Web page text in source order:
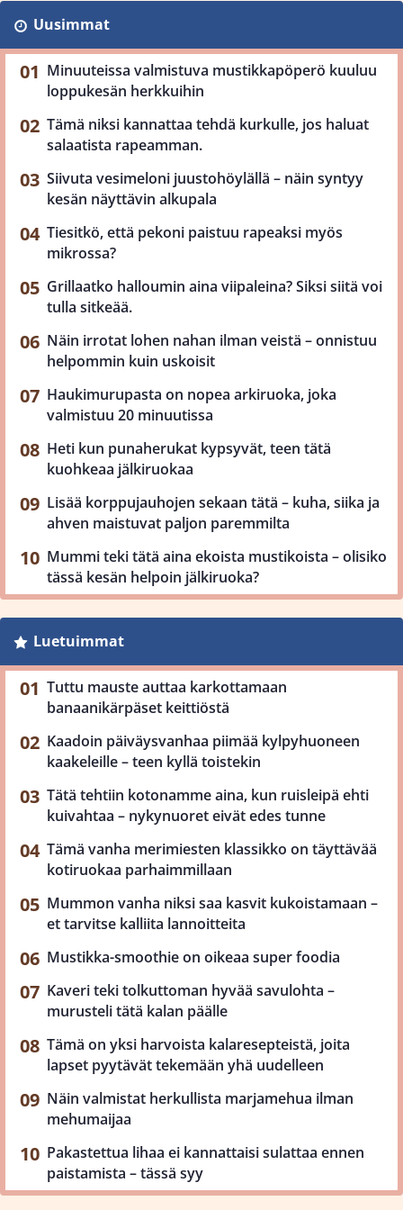
Uusimmat
Minuuteissa valmistuva mustikkapöperö kuuluu
loppukesän herkkuihin
Tämä niksi kannattaa tehdä kurkulle, jos haluat
salaatista rapeamman.
Siivuta vesimeloni juustohöylällä – näin syntyy
kesän näyttävin alkupala
Tiesitkö, että pekoni paistuu rapeaksi myös
mikrossa?
Grillaatko halloumin aina viipaleina? Siksi siitä voi
tulla sitkeää.
Näin irrotat lohen nahan ilman veistä – onnistuu
helpommin kuin uskoisit
Haukimurupasta on nopea arkiruoka, joka
valmistuu 20 minuutissa
Heti kun punaherukat kypsyvät, teen tätä
kuohkeaa jälkiruokaa
Lisää korppujauhojen sekaan tätä – kuha, siika ja
ahven maistuvat paljon paremmilta
Mummi teki tätä aina ekoista mustikoista – olisiko
tässä kesän helpoin jälkiruoka?
Luetuimmat
Tuttu mauste auttaa karkottamaan
banaanikärpäset keittiöstä
Kaadoin päiväysvanhaa piimää kylpyhuoneen
kaakeleille – teen kyllä toistekin
Tätä tehtiin kotonamme aina, kun ruisleipä ehti
kuivahtaa – nykynuoret eivät edes tunne
Tämä vanha merimiesten klassikko on täyttävää
kotiruokaa parhaimmillaan
Mummon vanha niksi saa kasvit kukoistamaan –
et tarvitse kalliita lannoitteita
Mustikka-smoothie on oikeaa super foodia
Kaveri teki tolkuttoman hyvää savulohta –
murusteli tätä kalan päälle
Tämä on yksi harvoista kalaresepteistä, joita
lapset pyytävät tekemään yhä uudelleen
Näin valmistat herkullista marjamehua ilman
mehumaijaa
Pakastettua lihaa ei kannattaisi sulattaa ennen
paistamista – tässä syy